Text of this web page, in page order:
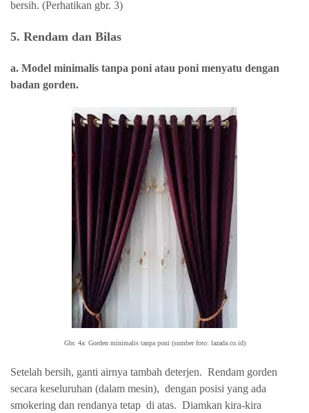
bersih. (Perhatikan gbr. 3)
5. Rendam dan Bilas
a. Model minimalis tanpa poni atau poni menyatu dengan
badan gorden.
Gbr. 4a: Gorden minimalis tanpa poni (sumber foto: lazada.co.id)
Setelah bersih, ganti airnya tambah deterjen. Rendam gorden
secara keseluruhan (dalam mesin), dengan posisi yang ada
smokering dan rendanya tetap di atas. Diamkan kira-kira